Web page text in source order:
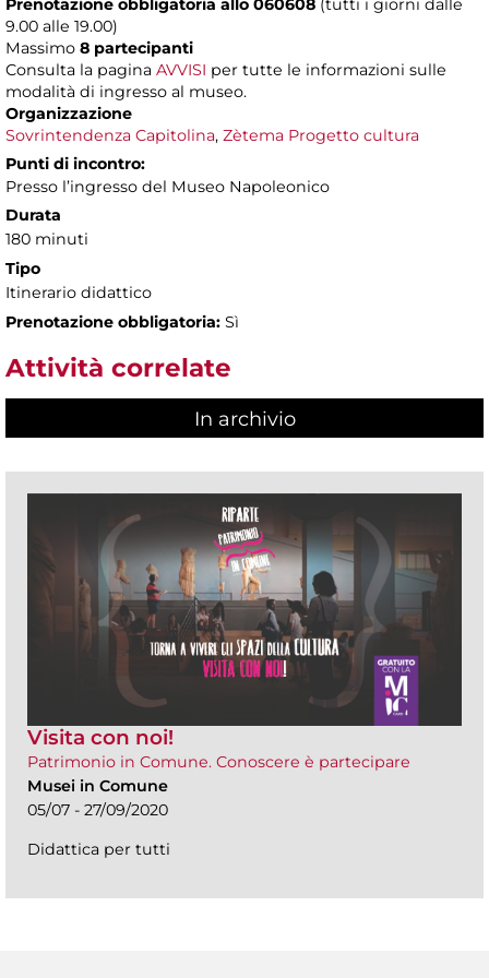
Prenotazione obbligatoria allo 060608 (tutti i giorni dalle
9.00 alle 19.00)
Massimo 8 partecipanti
Consulta la pagina AVVISI per tutte le informazioni sulle
modalità di ingresso al museo.
Organizzazione
Sovrintendenza Capitolina, Zètema Progetto cultura
Punti di incontro:
Presso l’ingresso del Museo Napoleonico
Durata
180 minuti
Tipo
Itinerario didattico
Prenotazione obbligatoria: Sì
Attività correlate
In archivio
Visita con noi!
Patrimonio in Comune. Conoscere è partecipare
Musei in Comune
05/07 - 27/09/2020
Didattica per tutti